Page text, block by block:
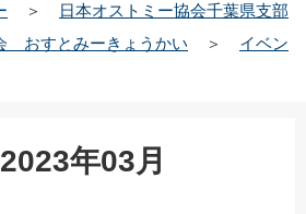
＞
日本オストミー協会千葉県支部
おすとみーきょうかい
＞
イベン
年03月